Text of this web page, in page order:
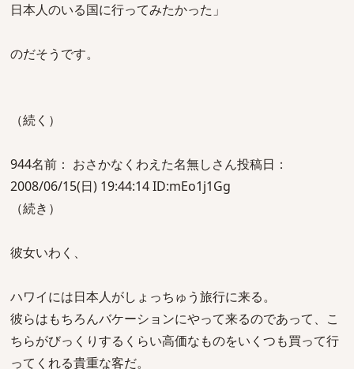
日本人のいる国に行ってみたかった」
のだそうです。
（続く）
944名前： おさかなくわえた名無しさん投稿日：
2008/06/15(日) 19:44:14 ID:mEo1j1Gg
（続き）
彼女いわく、
ハワイには日本人がしょっちゅう旅行に来る。
彼らはもちろんバケーションにやって来るのであって、こ
ちらがびっくりするくらい高価なものをいくつも買って行
ってくれる貴重な客だ。